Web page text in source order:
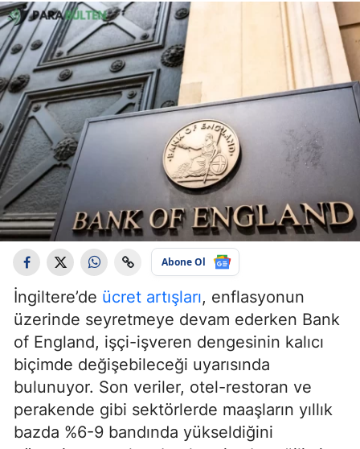
Abone Ol
İngiltere’de ücret artışları, enflasyonun
üzerinde seyretmeye devam ederken Bank
of England, işçi-işveren dengesinin kalıcı
biçimde değişebileceği uyarısında
bulunuyor. Son veriler, otel-restoran ve
perakende gibi sektörlerde maaşların yıllık
bazda %6-9 bandında yükseldiğini